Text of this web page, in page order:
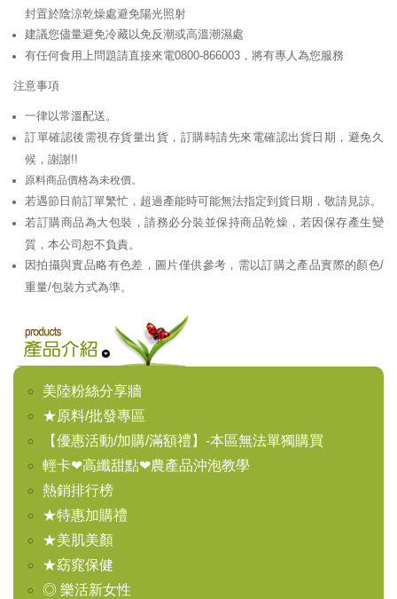
封置於陰涼乾燥處避免陽光照射
建議您儘量避免冷藏以免反潮或高溫潮濕處
有任何食用上問題請直接來電0800-866003，將有專人為您服務
注意事項
一律以常溫配送。
訂單確認後需視存貨量出貨，訂購時請先來電確認出貨日期，避免久
候，謝謝!!
原料商品價格為未稅價。
若遇節日前訂單繁忙，超過產能時可能無法指定到貨日期，敬請見諒。
若訂購商品為大包裝，請務必分裝並保持商品乾燥，若因保存產生變
質，本公司恕不負責。
因拍攝與實品略有色差，圖片僅供參考，需以訂購之產品實際的顏色/
重量/包裝方式為準。
美陸粉絲分享牆
★原料/批發專區
【優惠活動/加購/滿額禮】-本區無法單獨購買
輕卡❤高纖甜點❤農產品沖泡教學
熱銷排行榜
★特惠加購禮
★美肌美顏
★窈窕保健
◎ 樂活新女性